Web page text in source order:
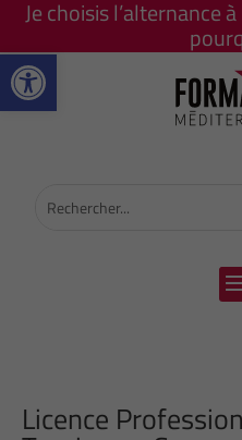
Ouvrir la barre d’outils
Je choisis l’alternance
Licence